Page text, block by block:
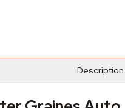
Description